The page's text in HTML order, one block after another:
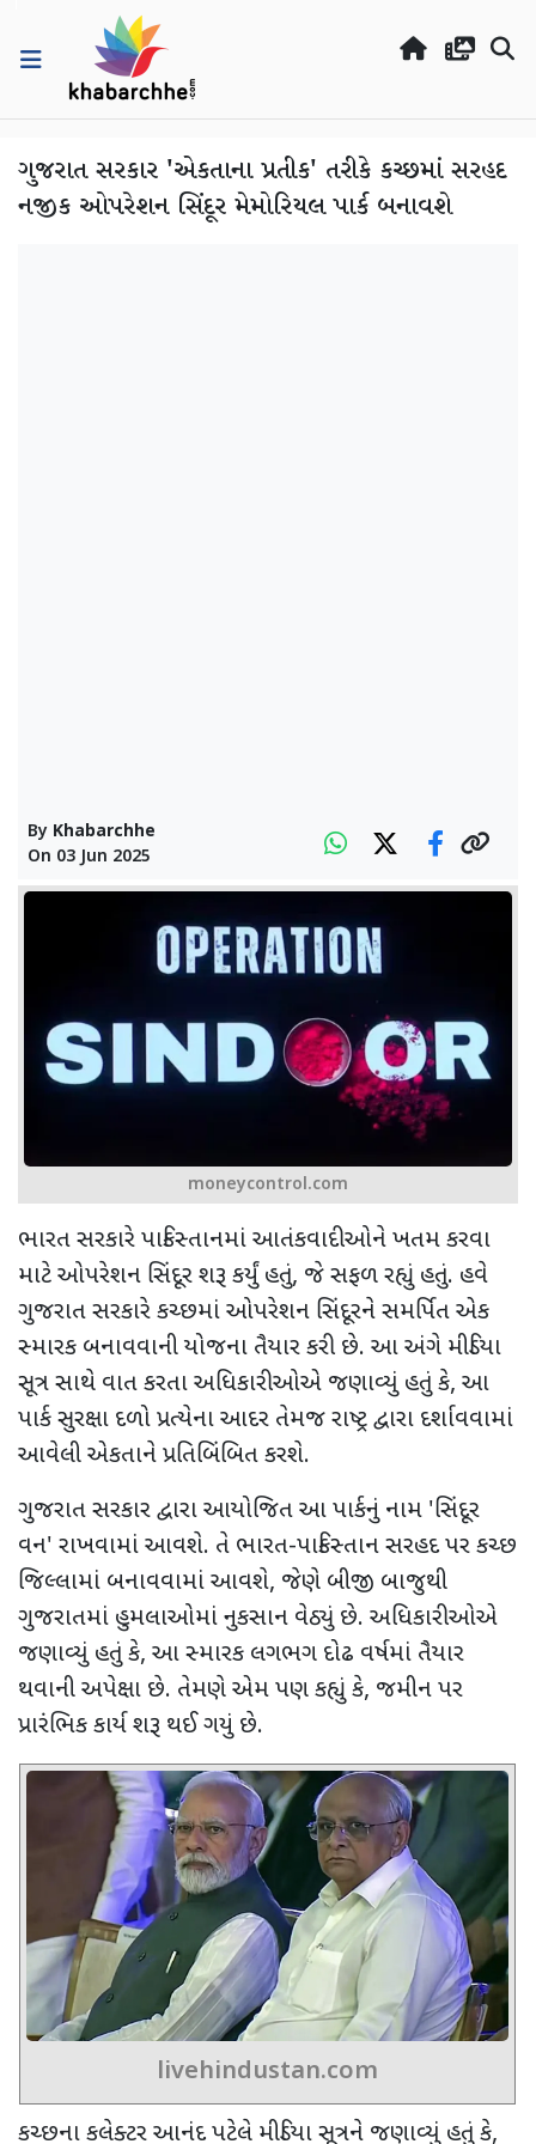
ગુજરાત સરકાર 'એકતાના પ્રતીક' તરીકે કચ્છમાં સરહદ
નજીક ઓપરેશન સિંદૂર મેમોરિયલ પાર્ક બનાવશે
By Khabarchhe
On 03 Jun 2025
moneycontrol.com
ભારત સરકારે પાકિસ્તાનમાં આતંકવાદીઓને ખતમ કરવા
માટે ઓપરેશન સિંદૂર શરૂ કર્યું હતું, જે સફળ રહ્યું હતું. હવે
ગુજરાત સરકારે કચ્છમાં ઓપરેશન સિંદૂરને સમર્પિત એક
સ્મારક બનાવવાની યોજના તૈયાર કરી છે. આ અંગે મીડિયા
સૂત્ર સાથે વાત કરતા અધિકારીઓએ જણાવ્યું હતું કે, આ
પાર્ક સુરક્ષા દળો પ્રત્યેના આદર તેમજ રાષ્ટ્ર દ્વારા દર્શાવવામાં
આવેલી એકતાને પ્રતિબિંબિત કરશે.
ગુજરાત સરકાર દ્વારા આયોજિત આ પાર્કનું નામ 'સિંદૂર
વન' રાખવામાં આવશે. તે ભારત-પાકિસ્તાન સરહદ પર કચ્છ
જિલ્લામાં બનાવવામાં આવશે, જેણે બીજી બાજુથી
ગુજરાતમાં હુમલાઓમાં નુકસાન વેઠ્યું છે. અધિકારીઓએ
જણાવ્યું હતું કે, આ સ્મારક લગભગ દોઢ વર્ષમાં તૈયાર
થવાની અપેક્ષા છે. તેમણે એમ પણ કહ્યું કે, જમીન પર
પ્રારંભિક કાર્ય શરૂ થઈ ગયું છે.
livehindustan.com
કચ્છના કલેક્ટર આનંદ પટેલે મીડિયા સૂત્રને જણાવ્યું હતું કે,